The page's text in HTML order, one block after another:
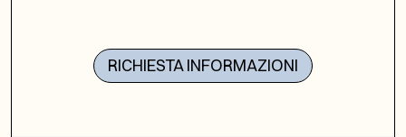
RICHIESTA INFORMAZIONI